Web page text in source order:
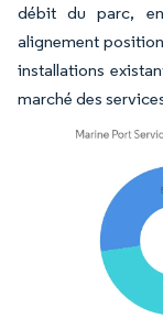
débit du parc,
alignement
installations
marché des